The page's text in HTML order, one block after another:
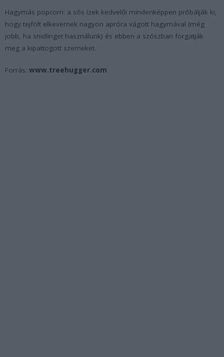
Hagymás popcorn: a sós ízek kedvelői mindenképpen próbálják ki,
hogy tejfölt elkevernek nagyon apróra vágott hagymával (még
jobb, ha snidlinget használunk) és ebben a szószban forgatják
meg a kipattogott szemeket.
Forrás: www.treehugger.com